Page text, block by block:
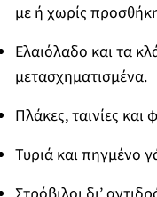
με ή χωρίς
Ελαιόλαδο και τα
μετασχηματισμένα.
Πλάκες, ταινίες
Τυριά και πηγμένο